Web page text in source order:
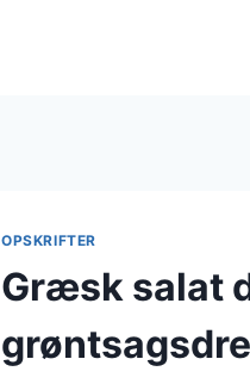
OPSKRIFTER
Græsk salat